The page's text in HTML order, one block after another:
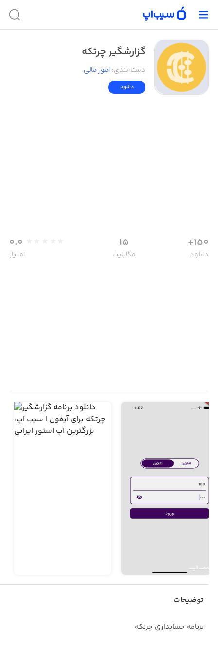
گزارشگیر چرتکه
دسته‌بندی: امور ‌مالی
دانلود
150+
دانلود
15
مگابایت
0.0
امتیاز
توضیحات
برنامه حسابداری چرتکه